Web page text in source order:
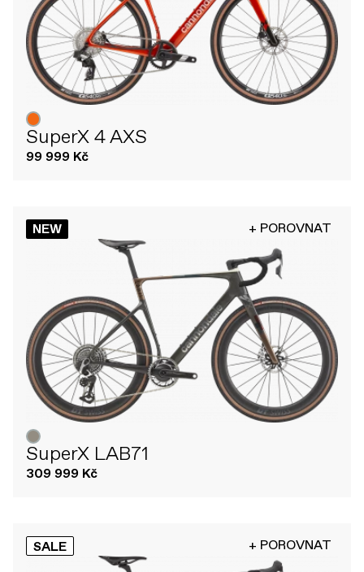
SuperX 4 AXS
99 999 Kč
NEW + POROVNAT
SuperX LAB71
309 999 Kč
SALE + POROVNAT